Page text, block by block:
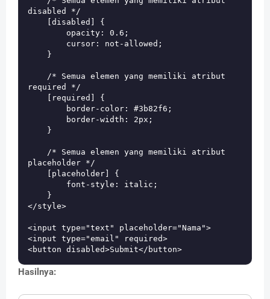
disabled */
required */
placeholder */
</style>
<input type="text" placeholder="Nama">
<input type="email" required>
Hasilnya: